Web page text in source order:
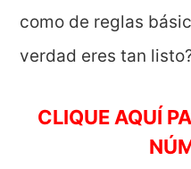
como de reglas
verdad eres tan
CLIQUE AQUÍ